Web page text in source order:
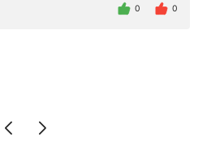
похвал. Выглядит
0 0